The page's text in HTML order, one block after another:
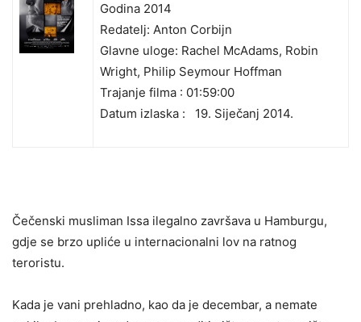
Godina 2014
Redatelj: Anton Corbijn
Glavne uloge: Rachel McAdams, Robin
Wright, Philip Seymour Hoffman
Trajanje filma : 01:59:00
Datum izlaska :
19. Siječanj 2014.
Čečenski musliman Issa ilegalno završava u Hamburgu,
gdje se brzo upliće u internacionalni lov na ratnog
teroristu.
Kada je vani prehladno, kao da je decembar, a nemate